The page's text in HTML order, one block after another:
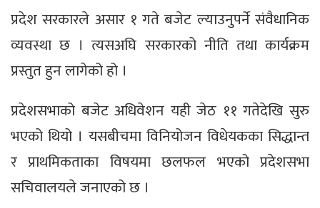
प्रदेश सरकारले असार १ गते बजेट ल्याउनुपर्ने संवैधानिक
व्यवस्था छ । त्यसअघि सरकारको नीति तथा कार्यक्रम
प्रस्तुत हुन लागेको हो ।
प्रदेशसभाको बजेट अधिवेशन यही जेठ ११ गतेदेखि सुरु
भएको थियो । यसबीचमा विनियोजन विधेयकका सिद्धान्त
र प्राथमिकताका विषयमा छलफल भएको प्रदेशसभा
सचिवालयले जनाएको छ ।